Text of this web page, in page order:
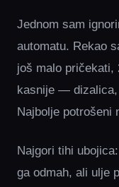
Jednom sam
automatu. Rekao
još malo pričekati,
kasnije — dizalica,
Najbolje potrošeni
Najgori tihi ubojica:
ga odmah, ali ulje